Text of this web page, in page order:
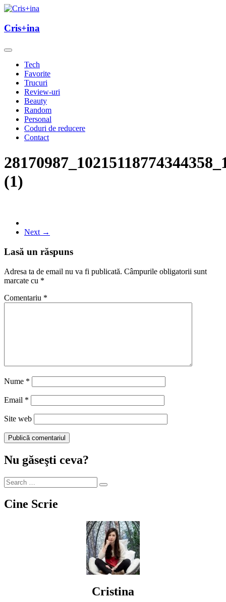
Skip
content
Cris+ina
Cris+ina
Tech
Favorite
Trucuri
Review-uri
Beauty
Random
Personal
Coduri de reducere
Contact
(1)
Next →
Lasă un răspuns
Adresa ta de email nu va fi publicată. Câmpurile obligatorii sunt
marcate cu *
Comentariu *
Nume *
Email *
Site web
Nu găseşti ceva?
Cine Scrie
Cristina